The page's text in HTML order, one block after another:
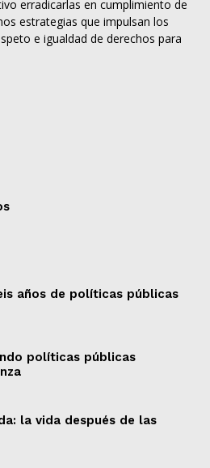
erradicarlas en cumplimiento de
estrategias que impulsan los
e igualdad de derechos para
años de políticas públicas
políticas públicas
la vida después de las